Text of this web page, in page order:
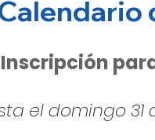
el domingo 31